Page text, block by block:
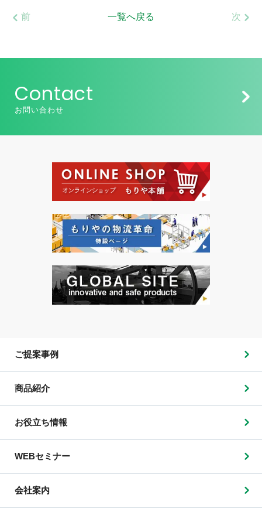
前 一覧へ戻る 次
Contact
お問い合わせ
ご提案事例
商品紹介
お役立ち情報
WEBセミナー
会社案内